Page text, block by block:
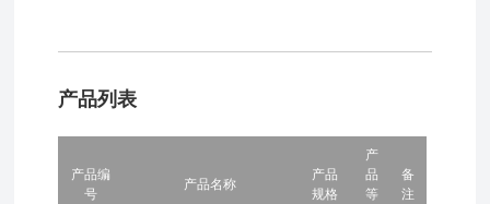
产品列表
产品编
号
产品名称
产品
规格
产
品
等
备
注